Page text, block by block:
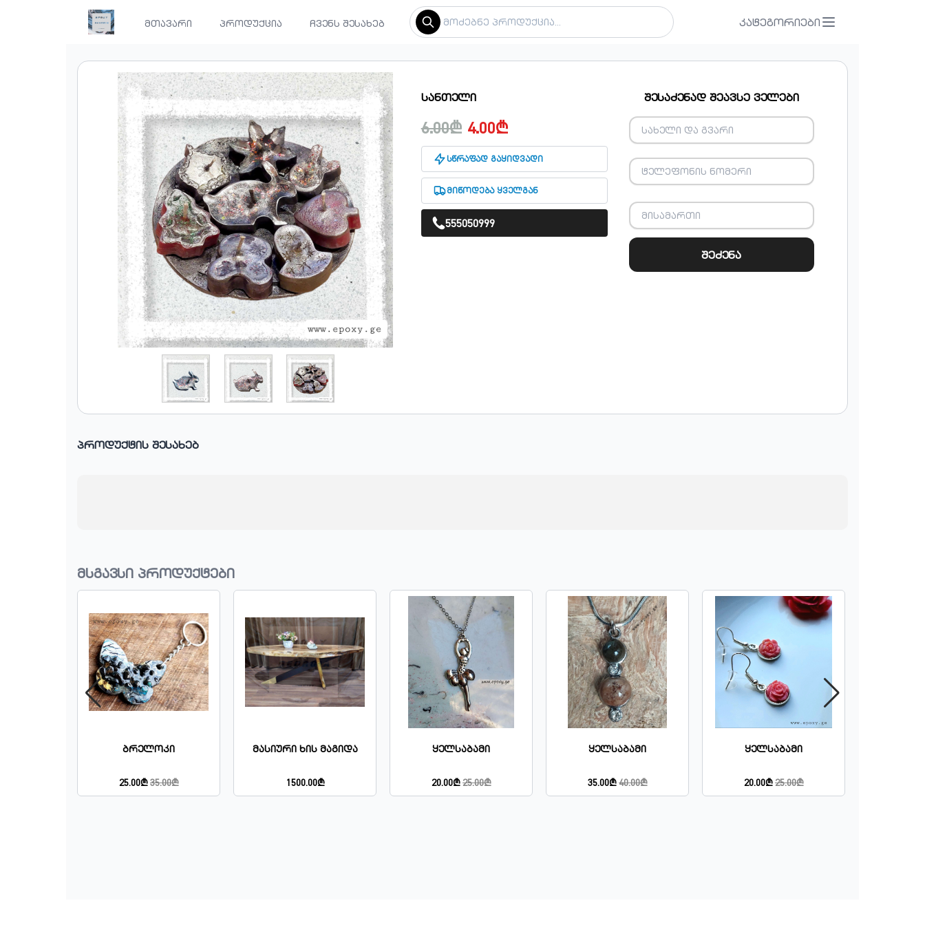
მთავარი პროდუქცია ჩვენს შესახებ კატეგორიები
სანთელი
6.00₾4.00₾
სწრაფად გაყიდვადი
მიწოდება ყველგან
555050999
შესაძენად შეავსე ველები
შეძენა
პროდუქტის შესახებ
მსგავსი პროდუქტები
Ბრელოკი
25.00₾ 35.00₾
Მასიური Ხის Მაგიდა
1500.00₾
Ყელსაბამი
20.00₾ 25.00₾
Ყელსაბამი
35.00₾ 40.00₾
Ყელსაბამი
20.00₾ 25.00₾